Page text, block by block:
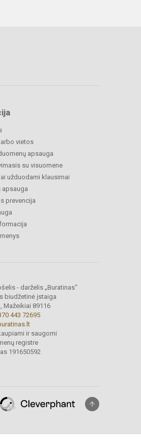
vietos
apsauga
su visuomene
užduodami klausimai
apsauga
prevencija
- darželis „Buratinas“
biudžetinė įstaiga
Mažeikiai 89116
443 72695
ir saugomi
registre
191650592